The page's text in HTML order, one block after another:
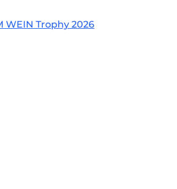
WEIN Trophy 2026